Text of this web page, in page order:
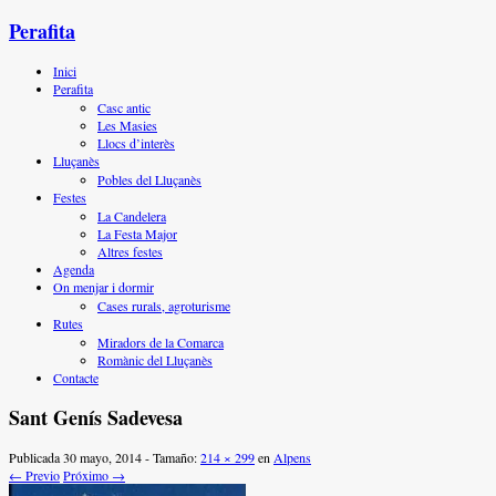
Perafita
Inici
Perafita
Casc antic
Les Masies
Llocs d’interès
Lluçanès
Pobles del Lluçanès
Festes
La Candelera
La Festa Major
Altres festes
Agenda
On menjar i dormir
Cases rurals, agroturisme
Rutes
Miradors de la Comarca
Romànic del Lluçanès
Contacte
Sant Genís Sadevesa
Publicada30 mayo, 2014- Tamaño:214 × 299en Alpens
← PrevioPróximo →